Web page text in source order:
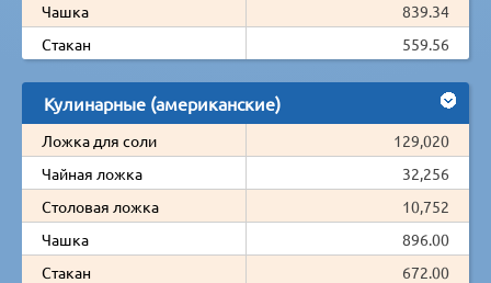
Чашка
839.34
Стакан
559.56
Кулинарные (американские)
Ложка для соли
129,020
Чайная ложка
32,256
Столовая ложка
10,752
Чашка
896.00
Стакан
672.00